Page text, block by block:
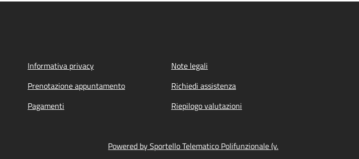
Informativa privacy
Note legali
Prenotazione appuntamento
Richiedi assistenza
Pagamenti
Riepilogo valutazioni
Powered by Sportello Telematico Polifunzionale (v.